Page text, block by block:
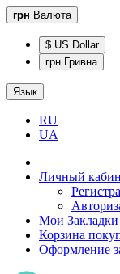
грн Валюта
$ US Dollar
грн Гривна
Язык
RU
UA
Личный
Мои
Корзина
Оформление